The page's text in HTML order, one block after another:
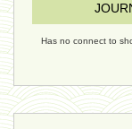
riche - 25 juillet
Has no connect to